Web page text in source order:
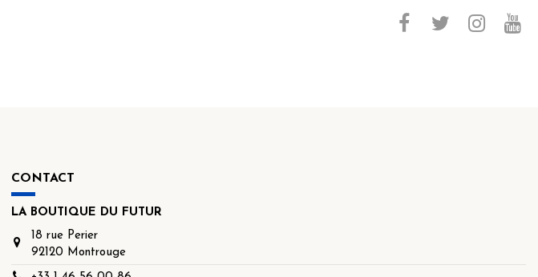
CONTACT
LA BOUTIQUE DU FUTUR
18 rue Perier
92120 Montrouge